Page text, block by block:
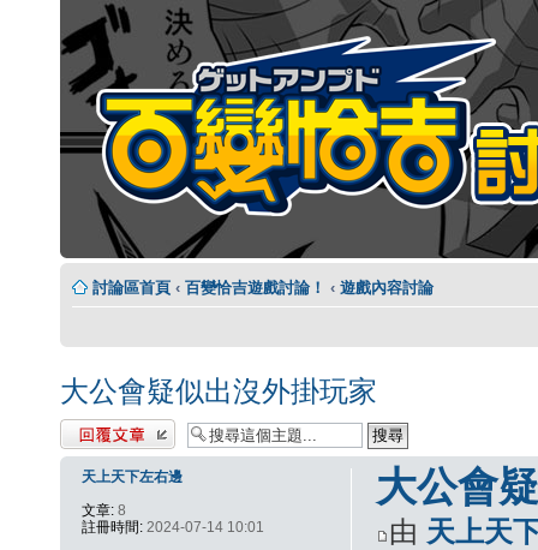
討論區首頁 ‹ 百變恰吉遊戲討論！ ‹ 遊戲內容討論
大公會疑似出沒外掛玩家
發表回覆
大公會
由 天上天
天上天下左右邊
文章: 8
註冊時間: 2024-07-14 10:01